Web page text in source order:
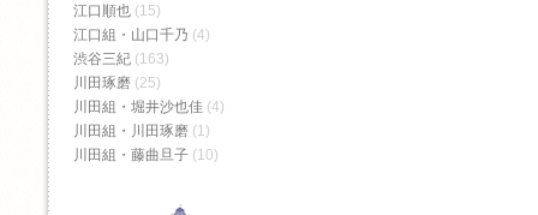
江口順也 (15)
江口組・山口千乃 (4)
渋谷三紀 (163)
川田琢磨 (25)
川田組・堀井沙也佳 (4)
川田組・川田琢磨 (1)
川田組・藤曲旦子 (10)